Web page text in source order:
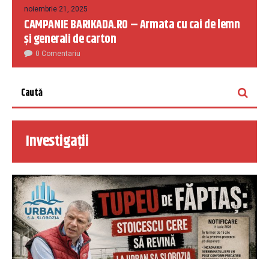
noiembrie 21, 2025
CAMPANIE BARIKADA.RO – Armata cu cai de lemn
și generali de carton
0 Comentariu
Investigații